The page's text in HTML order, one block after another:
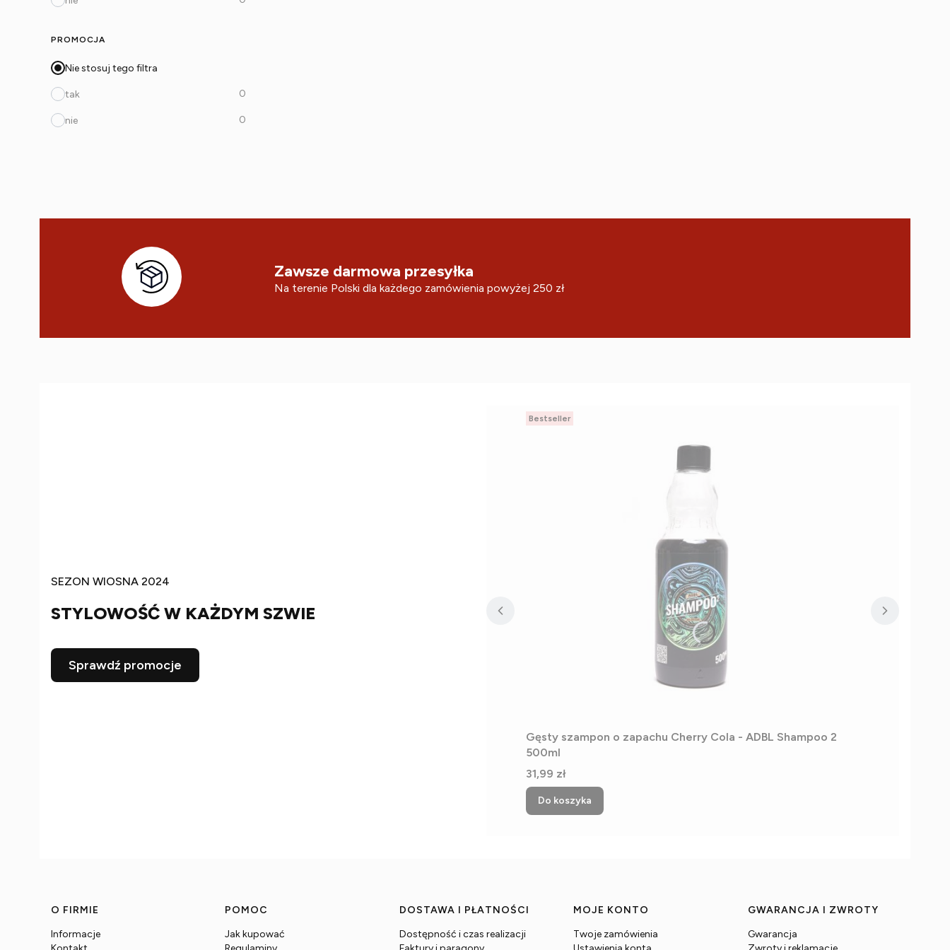
PROMOCJA
Nie stosuj tego filtra
tak 0
nie 0
Zawsze darmowa przesyłka
Na terenie Polski dla każdego zamówienia powyżej 250 zł
SEZON WIOSNA 2024
STYLOWOŚĆ W KAŻDYM SZWIE
Sprawdź promocje
Bestseller
Gęsty szampon o zapachu Cherry Cola - ADBL Shampoo 2
500ml
Cena
31,99 zł
Do koszyka
Linki w stopce
O FIRMIE
Informacje
POMOC
Jak kupować
DOSTAWA I PŁATNOŚCI
Dostępność i czas realizacji
MOJE KONTO
Twoje zamówienia
GWARANCJA I ZWROTY
Gwarancja